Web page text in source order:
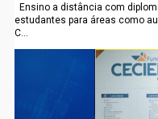
Ensino a distância com
estudantes para áreas como
C...